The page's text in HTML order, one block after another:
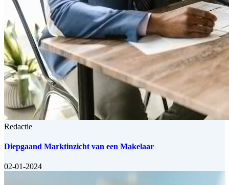
Redactie
Diepgaand Marktinzicht van een Makelaar
02-01-2024